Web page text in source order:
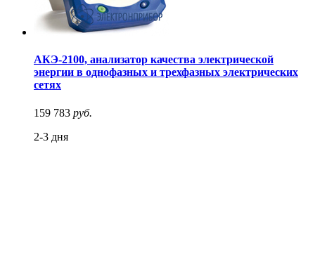
АКЭ-2100, анализатор качества электрической
энергии в однофазных и трехфазных электрических
сетях
159 783 руб.
2-3 дня